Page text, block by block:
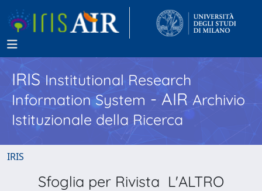
IRISInstitutional Research
Information System - AIR Archivio
Istituzionale della Ricerca
IRIS
Sfoglia per Rivista L'ALTRO